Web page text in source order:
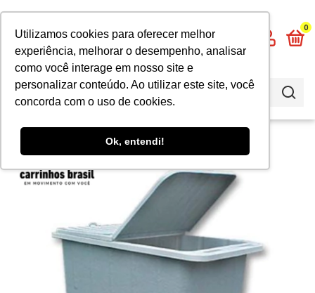
Utilizamos cookies para oferecer melhor
experiência, melhorar o desempenho, analisar
como você interage em nosso site e
personalizar conteúdo. Ao utilizar este site, você
concorda com o uso de cookies.
Ok, entendi!
0